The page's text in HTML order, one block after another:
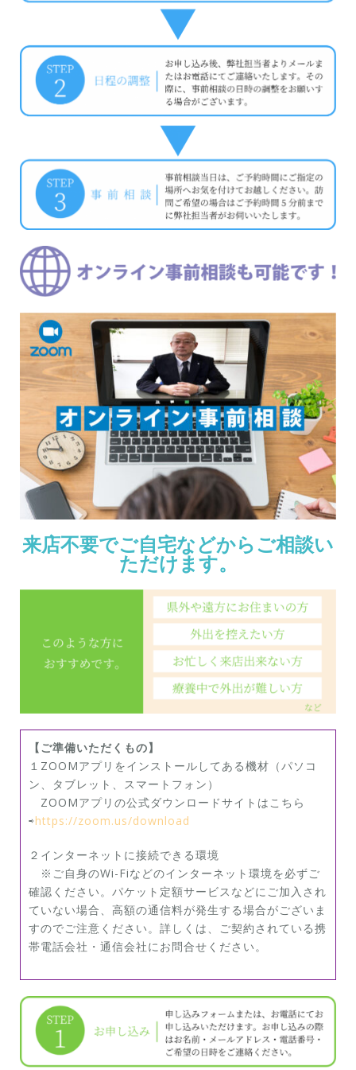
来店不要でご自宅などからご相談い
ただけます。
【ご準備いただくもの】
１ZOOMアプリをインストールしてある機材（パソコ
ン、タブレット、スマートフォン）
ZOOMアプリの公式ダウンロードサイトはこちら
⇨https://zoom.us/download
２インターネットに接続できる環境
※ご自身のWi-Fiなどのインターネット環境を必ずご
確認ください。パケット定額サービスなどにご加入され
ていない場合、高額の通信料が発生する場合がございま
すのでご注意ください。詳しくは、ご契約されている携
帯電話会社・通信会社にお問合せください。